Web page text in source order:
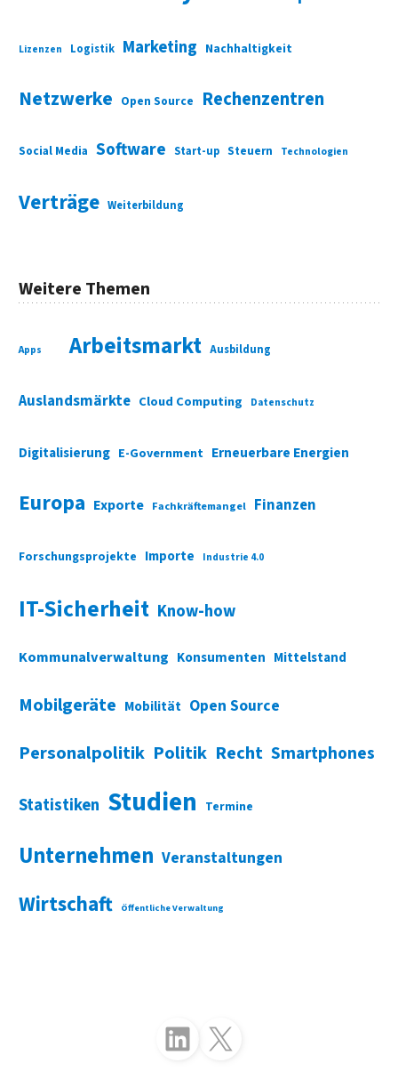
Lizenzen Logistik Marketing Nachhaltigkeit
Netzwerke Open Source Rechenzentren
Social Media Software Start-up Steuern Technologien
Verträge Weiterbildung
Weitere Themen
Apps Arbeitsmarkt Ausbildung
Auslandsmärkte Cloud Computing Datenschutz
Digitalisierung E-Government Erneuerbare Energien
Europa Exporte Fachkräftemangel Finanzen
Forschungsprojekte Importe Industrie 4.0
IT-Sicherheit Know-how
Kommunalverwaltung Konsumenten Mittelstand
Mobilgeräte Mobilität Open Source
Personalpolitik Politik Recht Smartphones
Statistiken Studien Termine
Unternehmen Veranstaltungen
Wirtschaft Öffentliche Verwaltung
Folgen Sie uns auf LinkedInFolgen Sie uns auf X (Twitter)